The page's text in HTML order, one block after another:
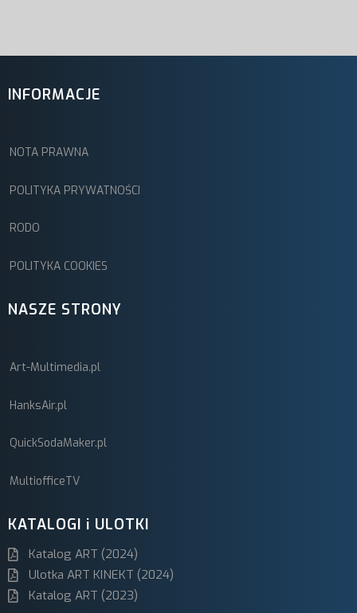
INFORMACJE
NOTA PRAWNA
POLITYKA PRYWATNOŚCI
RODO
POLITYKA COOKIES
NASZE STRONY
Art-Multimedia.pl
HanksAir.pl
QuickSodaMaker.pl
MultiofficeTV
KATALOGI i ULOTKI
Katalog ART (2024)
Ulotka ART KINEKT (2024)
Katalog ART (2023)